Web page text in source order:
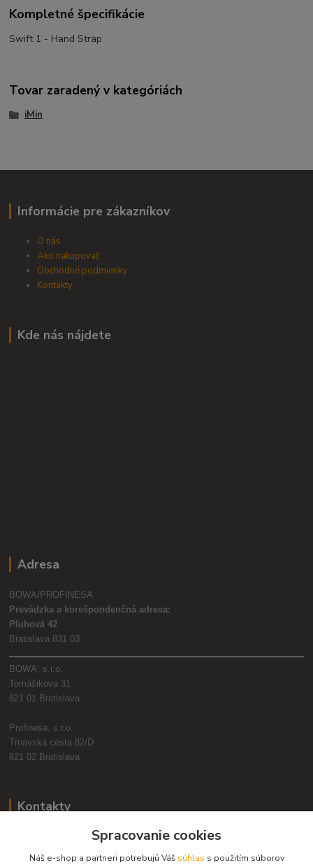
Kompletné špecifikácie
Swift 1 - Hand Strap
Tovar zaradený v kategóriách
iMin
Informácie pre zákazníkov
O nás
Ako nakupovať
Obchodné podmienky
Kontakty
Kde nás nájdete
Adresa
BOWA/PROFINESA
Prevádzka a korešpondenčná adresa:
Pluhová 42
Bratislava 831 03
BOWA, s.r.o.
Tomášikova 31
821 01 Bratislava
Profinesa, s.r.o.
Trnavská cesta 82/D
821 02 Bratislava
Kontakty
+421 2 2090 6911
(Po-Pia, 8:30-17:00 hod.)
Spracovanie cookies
Náš e-shop a partneri potrebujú Váš súhlas s použitím súborov